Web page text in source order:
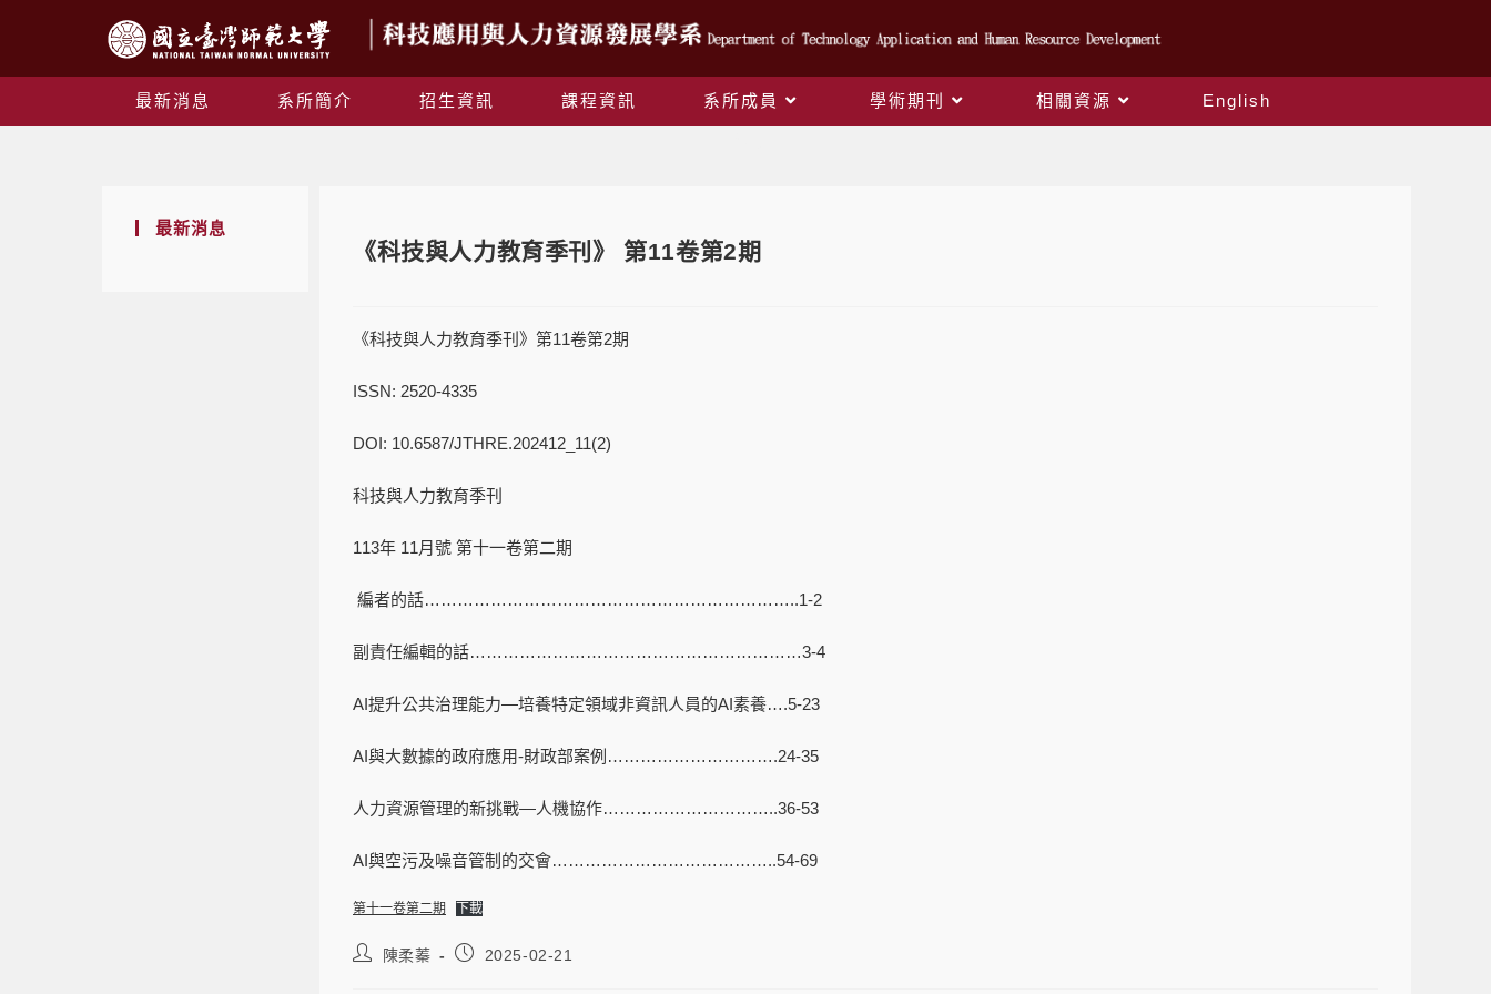
最新消息 系所簡介 招生資訊 課程資訊 系所成員 學術期刊 相關資源 English
最新消息
《科技與人力教育季刊》 第11卷第2期
《科技與人力教育季刊》第11卷第2期
ISSN: 2520-4335
DOI: 10.6587/JTHRE.202412_11(2)
科技與人力教育季刊
113年 11月號 第十一卷第二期
編者的話…………………………………………………………..1-2
副責任編輯的話……………………………………………………3-4
AI提升公共治理能力—培養特定領域非資訊人員的AI素養….5-23
AI與大數據的政府應用-財政部案例………………………….24-35
人力資源管理的新挑戰—人機協作…………………………..36-53
AI與空污及噪音管制的交會…………………………………..54-69
第十一卷第二期 下載
陳柔蓁 2025-02-21